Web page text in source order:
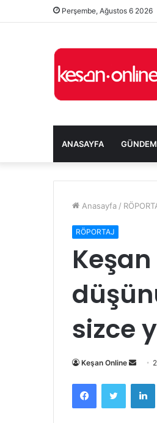
Perşembe, Ağustos 6 2026
ANASAYFA GÜNDEM
Anasayfa /
RÖPORTAJ
sizce
Keşan Online
Bir
posta
FacebookTwitter